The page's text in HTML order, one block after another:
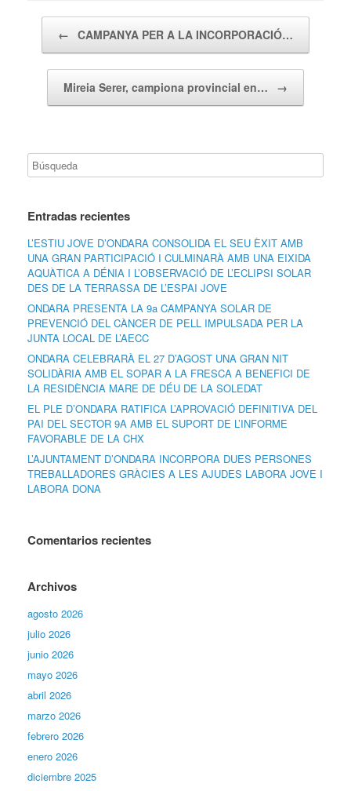
← CAMPANYA PER A LA INCORPORACIÓ…
Mireia Serer, campiona provincial en… →
Entradas recientes
L’ESTIU JOVE D’ONDARA CONSOLIDA EL SEU ÈXIT AMB
UNA GRAN PARTICIPACIÓ I CULMINARÀ AMB UNA EIXIDA
AQUÀTICA A DÉNIA I L’OBSERVACIÓ DE L’ECLIPSI SOLAR
DES DE LA TERRASSA DE L’ESPAI JOVE
ONDARA PRESENTA LA 9a CAMPANYA SOLAR DE
PREVENCIÓ DEL CÀNCER DE PELL IMPULSADA PER LA
JUNTA LOCAL DE L’AECC
ONDARA CELEBRARÀ EL 27 D’AGOST UNA GRAN NIT
SOLIDÀRIA AMB EL SOPAR A LA FRESCA A BENEFICI DE
LA RESIDÈNCIA MARE DE DÉU DE LA SOLEDAT
EL PLE D’ONDARA RATIFICA L’APROVACIÓ DEFINITIVA DEL
PAI DEL SECTOR 9A AMB EL SUPORT DE L’INFORME
FAVORABLE DE LA CHX
L’AJUNTAMENT D’ONDARA INCORPORA DUES PERSONES
TREBALLADORES GRÀCIES A LES AJUDES LABORA JOVE I
LABORA DONA
Comentarios recientes
Archivos
agosto 2026
julio 2026
junio 2026
mayo 2026
abril 2026
marzo 2026
febrero 2026
enero 2026
diciembre 2025